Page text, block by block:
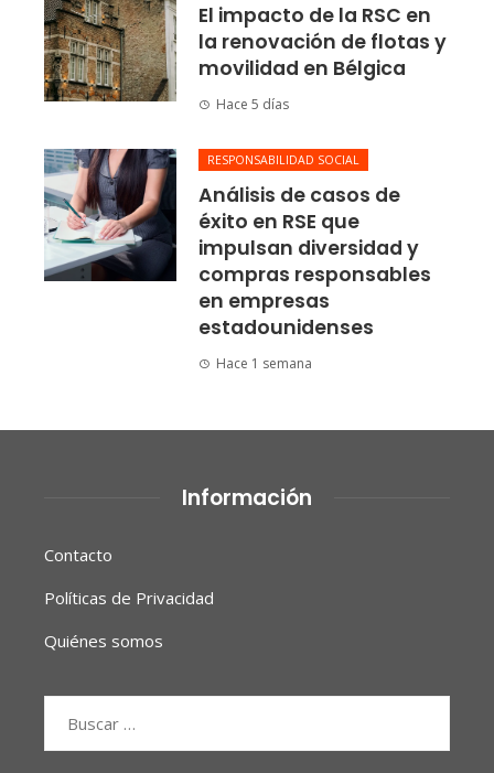
El impacto de la RSC en
la renovación de flotas y
movilidad en Bélgica
Hace 5 días
RESPONSABILIDAD SOCIAL
Análisis de casos de
éxito en RSE que
impulsan diversidad y
compras responsables
en empresas
estadounidenses
Hace 1 semana
Información
Contacto
Políticas de Privacidad
Quiénes somos